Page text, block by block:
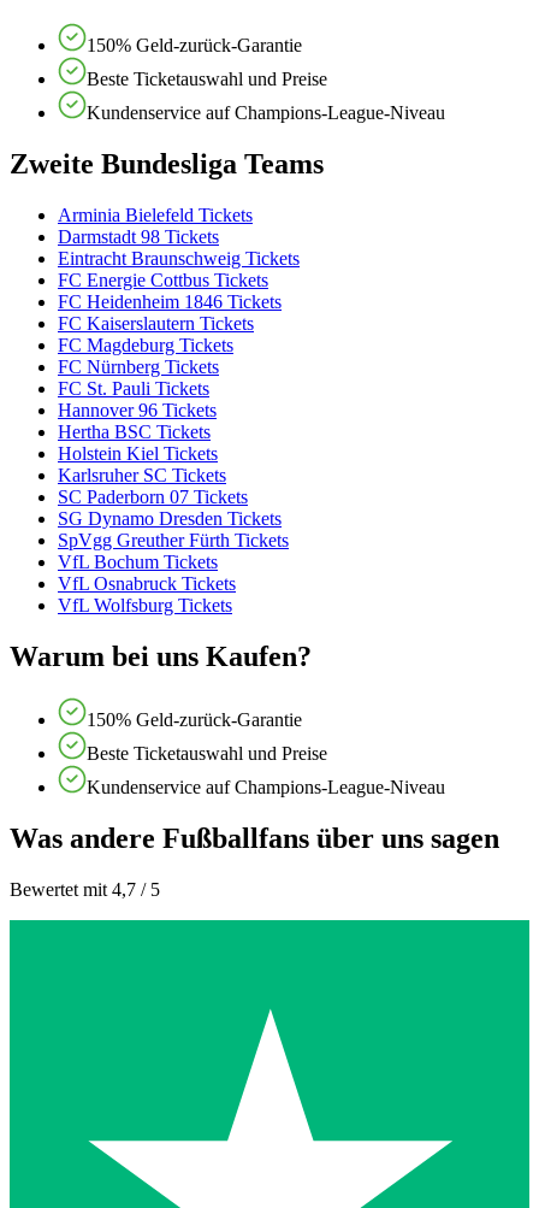
150% Geld-zurück-Garantie
Beste Ticketauswahl und Preise
Kundenservice auf Champions-League-Niveau
Zweite Bundesliga Teams
Arminia Bielefeld Tickets
Darmstadt 98 Tickets
Eintracht Braunschweig Tickets
FC Energie Cottbus Tickets
FC Heidenheim 1846 Tickets
FC Kaiserslautern Tickets
FC Magdeburg Tickets
FC Nürnberg Tickets
FC St. Pauli Tickets
Hannover 96 Tickets
Hertha BSC Tickets
Holstein Kiel Tickets
Karlsruher SC Tickets
SC Paderborn 07 Tickets
SG Dynamo Dresden Tickets
SpVgg Greuther Fürth Tickets
VfL Bochum Tickets
VfL Osnabruck Tickets
VfL Wolfsburg Tickets
Warum bei uns Kaufen?
150% Geld-zurück-Garantie
Beste Ticketauswahl und Preise
Kundenservice auf Champions-League-Niveau
Was andere Fußballfans über uns sagen
Bewertet mit 4,7 / 5